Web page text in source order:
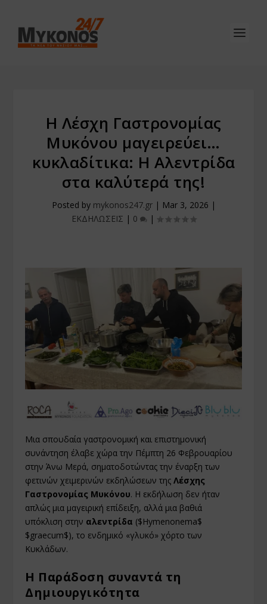
Η Λέσχη Γαστρονομίας
Μυκόνου μαγειρεύει…
κυκλαδίτικα: Η Αλεντρίδα
στα καλύτερά της!
Posted by mykonos247.gr| Mar 3, 2026 |
ΕΚΔΗΛΩΣΕΙΣ | 0 |
Μια σπουδαία γαστρονομική και επιστημονική
συνάντηση έλαβε χώρα την Πέμπτη 26 Φεβρουαρίου
στην Άνω Μερά, σηματοδοτώντας την έναρξη των
φετινών χειμερινών εκδηλώσεων τηςΛέσχης
Γαστρονομίας Μυκόνου. Η εκδήλωση δεν ήταν
απλώς μια μαγειρική επίδειξη, αλλά μια βαθιά
υπόκλιση στην αλεντρίδα ($Hymenonema$
$graecum$), το ενδημικό «γλυκό» χόρτο των
Κυκλάδων.
Η Παράδοση συναντά τη
Δημιουργικότητα